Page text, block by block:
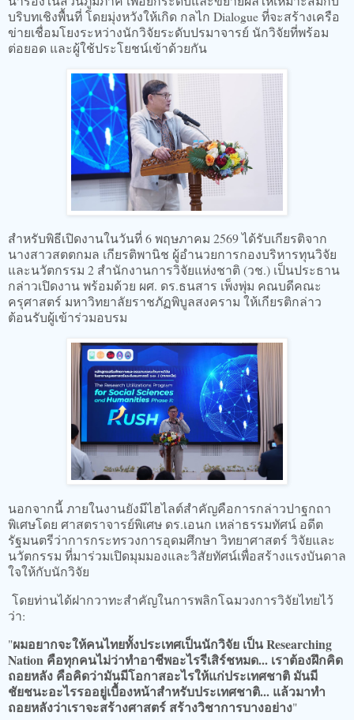
บริบทเชิงพื้นที่ โดยมุ่งหวังให้เกิด กลไก Dialogue ที่จะสร้างเครือ
ข่ายเชื่อมโยงระหว่างนักวิจัยระดับปรมาจารย์ นักวิจัยที่พร้อม
ต่อยอด และผู้ใช้ประโยชน์เข้าด้วยกัน
สำหรับพิธีเปิดงานในวันที่ 6 พฤษภาคม 2569 ได้รับเกียรติจาก
นางสาวสตตกมล เกียรติพานิช ผู้อำนวยการกองบริหารทุนวิจัย
และนวัตกรรม 2 สำนักงานการวิจัยแห่งชาติ (วช.) เป็นประธาน
กล่าวเปิดงาน พร้อมด้วย ผศ. ดร.ธนสาร เพ็งพุ่ม คณบดีคณะ
ครุศาสตร์ มหาวิทยาลัยราชภัฏพิบูลสงคราม ให้เกียรติกล่าว
ต้อนรับผู้เข้าร่วมอบรม
นอกจากนี้ ภายในงานยังมีไฮไลต์สำคัญคือการกล่าวปาฐกถา
พิเศษโดย ศาสตราจารย์พิเศษ ดร.เอนก เหล่าธรรมทัศน์ อดีต
รัฐมนตรีว่าการกระทรวงการอุดมศึกษา วิทยาศาสตร์ วิจัยและ
นวัตกรรม ที่มาร่วมเปิดมุมมองและวิสัยทัศน์เพื่อสร้างแรงบันดาล
ใจให้กับนักวิจัย
โดยท่านได้ฝากวาทะสำคัญในการพลิกโฉมวงการวิจัยไทยไว้
ว่า:
"ผมอยากจะให้คนไทยทั้งประเทศเป็นนักวิจัย เป็น Researching
Nation คือทุกคนไม่ว่าทำอาชีพอะไรรีเสิร์ชหมด... เราต้องฝึกคิด
ถอยหลัง คือคิดว่ามันมีโอกาสอะไรให้แก่ประเทศชาติ มันมี
ชัยชนะอะไรรออยู่เบื้องหน้าสำหรับประเทศชาติ... แล้วมาทำ
ถอยหลังว่าเราจะสร้างศาสตร์ สร้างวิชาการบางอย่าง"